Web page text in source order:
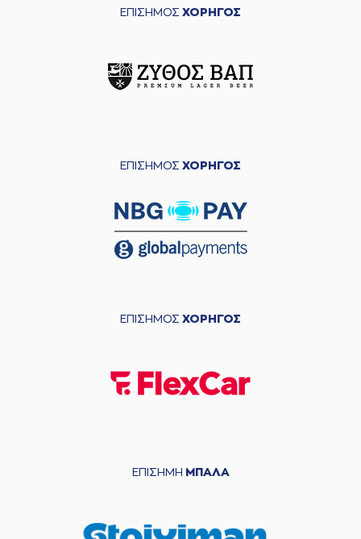
ΕΠΙΣΗΜΟΣ ΧΟΡΗΓΟΣ
ΕΠΙΣΗΜΟΣ ΧΟΡΗΓΟΣ
ΕΠΙΣΗΜΟΣ ΧΟΡΗΓΟΣ
ΕΠΙΣΗΜΗ ΜΠΑΛΑ